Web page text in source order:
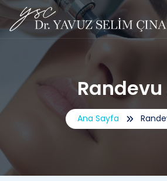
Randevu
Ana Sayfa